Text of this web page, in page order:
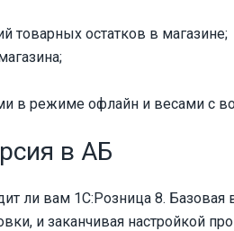
товарных остатков в магазине;
режиме офлайн и весами с
в АБ
ли вам 1С:Розница 8.
и заканчивая настройкой